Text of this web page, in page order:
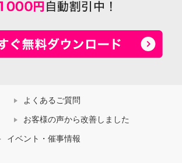
よくあるご質問
お客様の声から改善しました
イベント・催事情報